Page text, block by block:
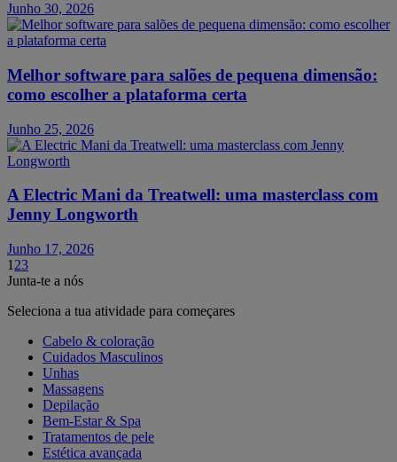
Junho 30, 2026
Melhor software para salões de pequena dimensão:
como escolher a plataforma certa
Junho 25, 2026
A Electric Mani da Treatwell: uma masterclass com
Jenny Longworth
Junho 17, 2026
1 23
Junta-te a nós
Seleciona a tua atividade para começares
Cabelo & coloração
Cuidados Masculinos
Unhas
Massagens
Depilação
Bem-Estar & Spa
Tratamentos de pele
Estética avançada